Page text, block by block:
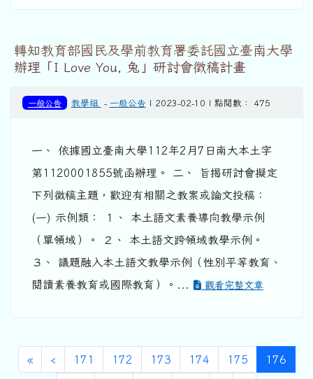
轉知教育部國民及學前教育署委託國立臺南大學
辦理「I Love You, 兔」研討會徵稿計畫
一般公告 教學組 - 一般公告 | 2023-02-10 | 點閱數： 475
一、 依據國立臺南大學112年2月7日南大本土字
第1120001855號函辦理。 二、 旨揭研討會擬定
下列徵稿主題，歡迎有相關之教案或論文投稿：
(一) 示例類： １、 本土語文素養導向教學示例
（單領域）。 ２、 本土語文跨領域教學示例。
３、 議題融入本土語文教學示例（性別平等教育、
閱讀素養教育或國際教育）。...
觀看完整文章
«第一頁
‹上一頁
171 172 173 174 175 176(目